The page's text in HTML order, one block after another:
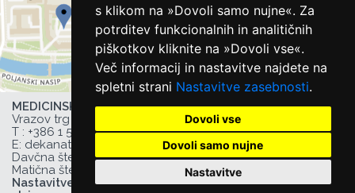
s klikom na »Dovoli samo nujne«. Za
potrditev funkcionalnih in analitičnih
piškotkov kliknite na »Dovoli vse«.
Več informacij in nastavitve najdete na
spletni strani Nastavitve zasebnosti.
Dovoli vse
Dovoli samo nujne
Nastavitve
MEDICINSKA FAKULTETA UL,
Vrazov trg 2, 1000 Ljubljana, Slovenija,
T : +386 1 543 77 00, F: +386 1 543 77 01,
E: dekanat@mf.uni-lj.si
Davčna številka UL MF: 44752385,
Matična številka UL MF: 1627066
Nastavitve zasebnosti